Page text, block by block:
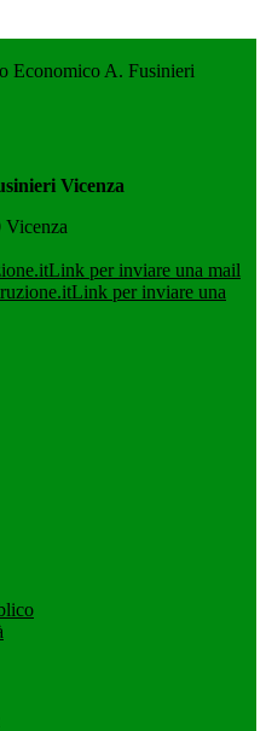
Economico A. Fusinieri
Vicenza
Link per inviare una mail
Link per inviare una